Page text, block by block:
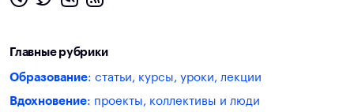
Главные рубрики
Образование: статьи, курсы, уроки, лекции
Вдохновение: проекты, коллективы и люди